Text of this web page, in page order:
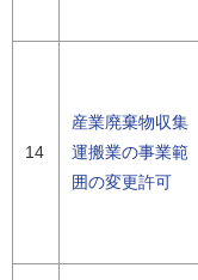
14
産業廃棄物収集
運搬業の事業範
囲の変更許可